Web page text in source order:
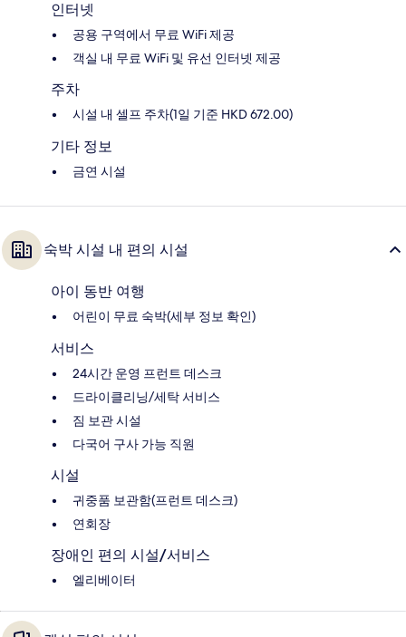
인터넷
공용 구역에서 무료 WiFi 제공
객실 내 무료 WiFi 및 유선 인터넷 제공
주차
시설 내 셀프 주차(1일 기준 HKD 672.00)
기타 정보
금연 시설
숙박 시설 내 편의 시설
아이 동반 여행
어린이 무료 숙박(세부 정보 확인)
서비스
24시간 운영 프런트 데스크
드라이클리닝/세탁 서비스
짐 보관 시설
다국어 구사 가능 직원
시설
귀중품 보관함(프런트 데스크)
연회장
장애인 편의 시설/서비스
엘리베이터